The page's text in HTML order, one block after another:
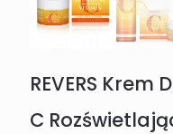
REVERS
C